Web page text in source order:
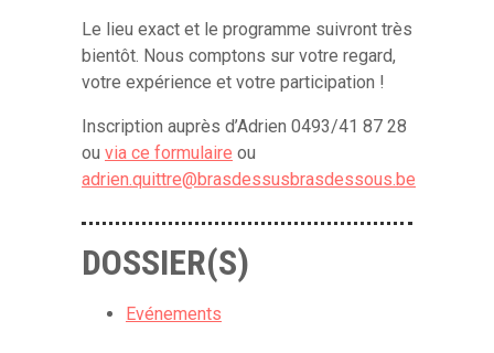
Le lieu exact et le programme suivront très
bientôt. Nous comptons sur votre regard,
votre expérience et votre participation !
Inscription auprès d’Adrien 0493/41 87 28
ou via ce formulaire ou
adrien.quittre@brasdessusbrasdessous.be
DOSSIER(S)
Evénements